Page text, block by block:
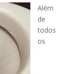
Além
de
todos
os